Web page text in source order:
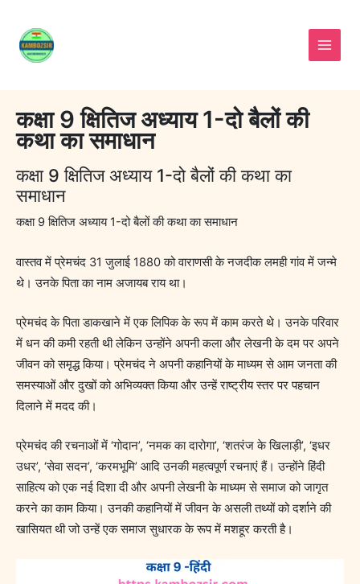
content
कक्षा 9 क्षितिज अध्याय 1-दो बैलों की
कथा का समाधान
कक्षा 9 क्षितिज अध्याय 1-दो बैलों की कथा का
समाधान
कक्षा 9 क्षितिज अध्याय 1-दो बैलों की कथा का समाधान
वास्तव में प्रेमचंद 31 जुलाई 1880 को वाराणसी के नजदीक लमही गांव में जन्मे
थे। उनके पिता का नाम अजायब राय था।
प्रेमचंद के पिता डाकखाने में एक लिपिक के रूप में काम करते थे। उनके परिवार
में धन की कमी रहती थी लेकिन उन्होंने अपनी कला और लेखनी के दम पर अपने
जीवन को समृद्ध किया। प्रेमचंद ने अपनी कहानियों के माध्यम से आम जनता की
समस्याओं और दुखों को अभिव्यक्त किया और उन्हें राष्ट्रीय स्तर पर पहचान
दिलाने में मदद की।
प्रेमचंद की रचनाओं में ‘गोदान’, ‘नमक का दारोगा’, ‘शतरंज के खिलाड़ी’, ‘इधर
उधर’, ‘सेवा सदन’, ‘करमभूमि’ आदि उनकी महत्वपूर्ण रचनाएं हैं। उन्होंने हिंदी
साहित्य को एक नई दिशा दी और अपनी लेखनी के माध्यम से समाज को जागृत
करने का काम किया। उनकी कहानियों में जीवन के असली तथ्यों को दर्शाने की
खासियत थी जो उन्हें एक समाज सुधारक के रूप में मशहूर करती है।